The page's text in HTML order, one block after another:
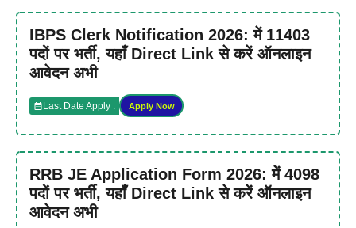
IBPS Clerk Notification 2026: में 11403
पदों पर भर्ती, यहाँ Direct Link से करें ऑनलाइन
आवेदन अभी
Last Date Apply : Apply Now
RRB JE Application Form 2026: में 4098
पदों पर भर्ती, यहाँ Direct Link से करें ऑनलाइन
आवेदन अभी